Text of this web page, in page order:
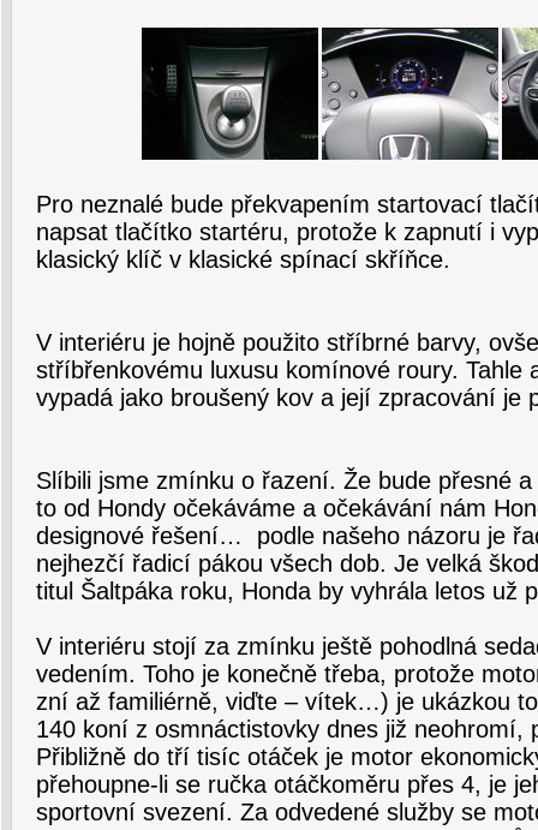
Pro neznalé bude překvapením startovací
napsat tlačítko startéru, protože k zapnutí i
klasický klíč v klasické spínací skříňce.
V interiéru je hojně použito stříbrné barvy,
stříbřenkovému luxusu komínové roury. Tahle
vypadá jako broušený kov a její zpracování je
Slíbili jsme zmínku o řazení. Že bude přesné
to od Hondy očekáváme a očekávání nám
designové řešení… podle našeho názoru je
nejhezčí řadicí pákou všech dob. Je velká
titul Šaltpáka roku, Honda by vyhrála letos už
V interiéru stojí za zmínku ještě pohodlná
vedením. Toho je konečně třeba, protože
zní až familiérně, viďte – vítek…) je ukázkou
140 koní z osmnáctistovky dnes již neohromí,
Přibližně do tří tisíc otáček je motor
přehoupne-li se ručka otáčkoměru přes 4, je
sportovní svezení. Za odvedené služby se